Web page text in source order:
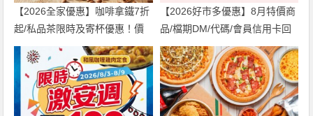
【2026全家優惠】咖啡拿鐵7折
起/私品茶限時及寄杯優惠！價
格/菜單一起看
【2026好市多優惠】8月特價商
品/檔期DM/代碼/會員信用卡回
饋一次看！